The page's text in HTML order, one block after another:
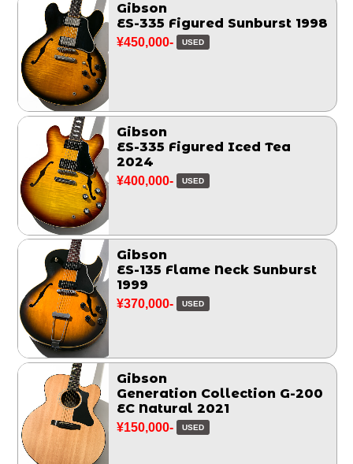
Gibson
ES-335 Figured Sunburst 1998
¥450,000- USED
Gibson
ES-335 Figured Iced Tea
2024
¥400,000- USED
Gibson
ES-135 Flame Neck Sunburst
1999
¥370,000- USED
Gibson
Generation Collection G-200
EC Natural 2021
¥150,000- USED